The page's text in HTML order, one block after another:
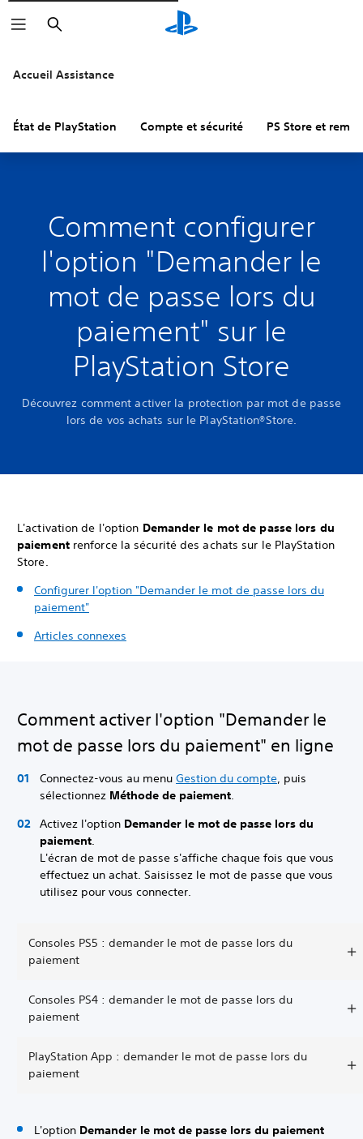
Rechercher
Accueil Assistance
État de PlayStation Compte et sécurité PS Store et
Comment configurer
l'option "Demander le
mot de passe lors du
paiement" sur le
PlayStation Store
Découvrez comment activer la protection par mot de passe
lors de vos achats sur le PlayStation®Store.
L'activation de l'option Demander le mot de passe lors du
paiementrenforce la sécurité des achats sur le PlayStation
Store.
Configurer l'option "Demander le mot de passe lors du
paiement"
Articles connexes
Comment activer l'option "Demander le
mot de passe lors du paiement" en ligne
Connectez-vous au menu Gestion du compte, puis
sélectionnez Méthode de paiement.
Activez l'option Demander le mot de passe lors du
paiement.
L'écran de mot de passe s'affiche chaque fois que vous
effectuez un achat. Saisissez le mot de passe que vous
utilisez pour vous connecter.
Consoles PS5 : demander le mot de passe lors du
paiement
Consoles PS4 : demander le mot de passe lors du
paiement
PlayStation App : demander le mot de passe lors du
paiement
L'option Demander le mot de passe lors du paiement